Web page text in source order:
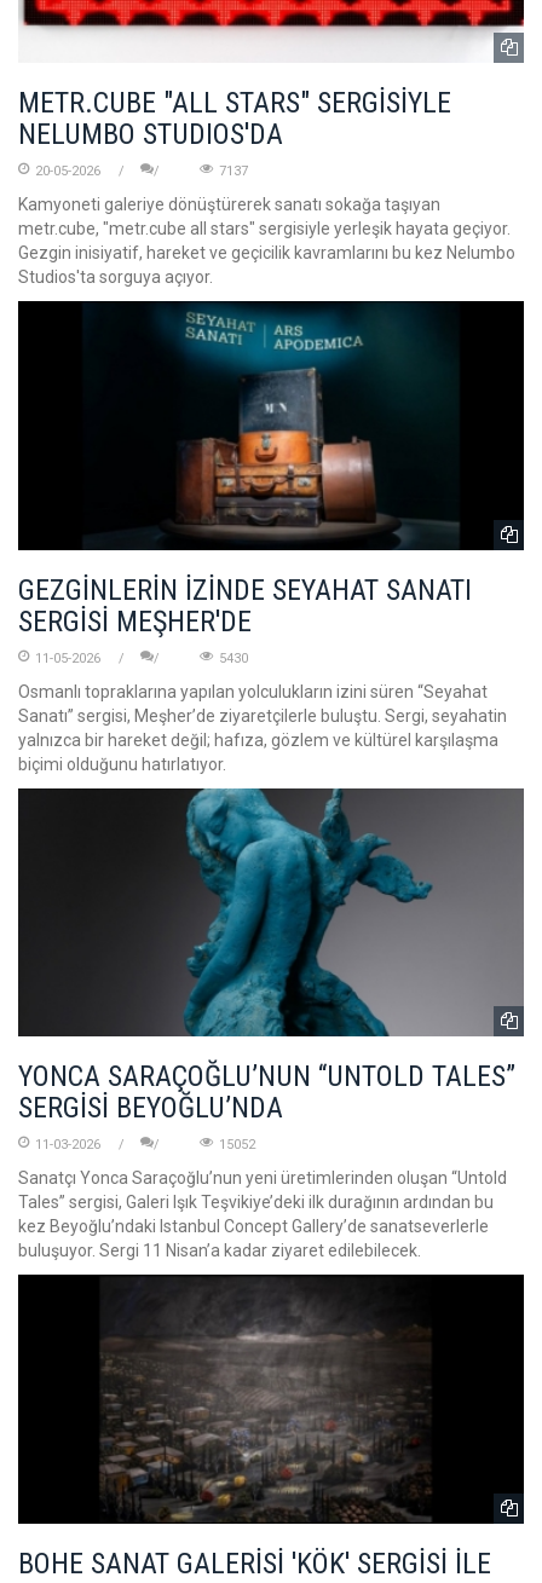
METR.CUBE "ALL STARS" SERGİSİYLE
NELUMBO STUDIOS'DA
20-05-2026 7137
Kamyoneti galeriye dönüştürerek sanatı sokağa taşıyan
metr.cube, "metr.cube all stars" sergisiyle yerleşik hayata geçiyor.
Gezgin inisiyatif, hareket ve geçicilik kavramlarını bu kez Nelumbo
Studios'ta sorguya açıyor.
GEZGİNLERİN İZİNDE SEYAHAT SANATI
SERGİSİ MEŞHER'DE
11-05-2026 5430
Osmanlı topraklarına yapılan yolculukların izini süren “Seyahat
Sanatı” sergisi, Meşher’de ziyaretçilerle buluştu. Sergi, seyahatin
yalnızca bir hareket değil; hafıza, gözlem ve kültürel karşılaşma
biçimi olduğunu hatırlatıyor.
YONCA SARAÇOĞLU’NUN “UNTOLD TALES”
SERGİSİ BEYOĞLU’NDA
11-03-2026 15052
Sanatçı Yonca Saraçoğlu’nun yeni üretimlerinden oluşan “Untold
Tales” sergisi, Galeri Işık Teşvikiye’deki ilk durağının ardından bu
kez Beyoğlu’ndaki Istanbul Concept Gallery’de sanatseverlerle
buluşuyor. Sergi 11 Nisan’a kadar ziyaret edilebilecek.
BOHE SANAT GALERİSİ 'KÖK' SERGİSİ İLE